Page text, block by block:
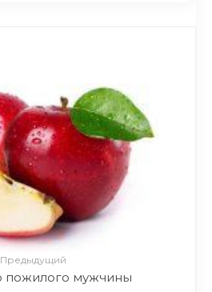
Предыдущий
пожилого мужчины